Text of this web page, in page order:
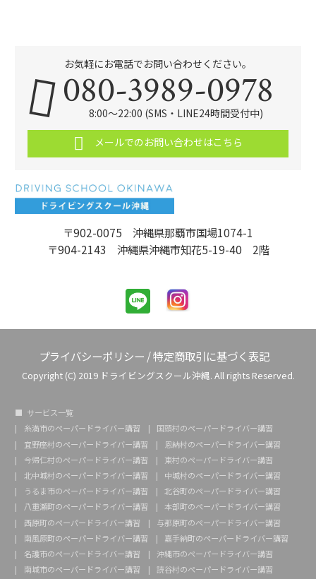
〒902-0075 沖縄県那覇市国場1074-1
〒904-2143 沖縄県沖縄市知花5-19-40 2階
お気軽にお電話でお問い合わせください。
080-3989-0978
8:00～22:00 (SMS・LINE24時間受付中)
メールでのお問い合わせはこちら
プライバシーポリシー /特定商取引に基づく表記
Copyright (C) 2019 ドライビングスクール沖縄. All rights Reserved.
サービス一覧
糸満市のペーパードライバー講習
国頭村のペーパードライバー講習
宜野座村のペーパードライバー講習
恩納村のペーパードライバー講習
今帰仁村のペーパードライバー講習
東村のペーパードライバー講習
北中城村のペーパードライバー講習
中城村のペーパードライバー講習
うるま市のペーパードライバー講習
北谷町のペーパードライバー講習
八重瀬町のペーパードライバー講習
本部町のペーパードライバー講習
西原町のペーパードライバー講習
与那原町のペーパードライバー講習
南風原町のペーパードライバー講習
嘉手納町のペーパードライバー講習
名護市のペーパードライバー講習
沖縄市のペーパードライバー講習
南城市のペーパードライバー講習
読谷村のペーパードライバー講習